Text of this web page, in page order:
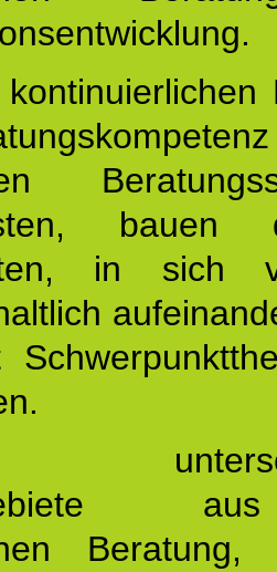
in sich
Beratung,